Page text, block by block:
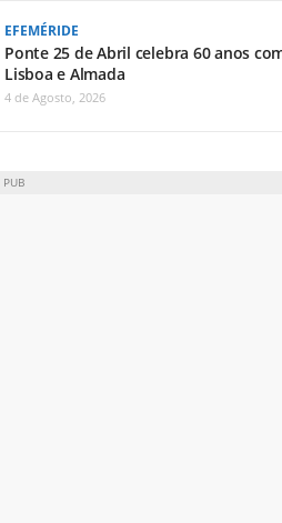
EFEMÉRIDE
Ponte 25 de Abril celebra 60 anos
Lisboa e Almada
4 de Agosto, 2026
PUB